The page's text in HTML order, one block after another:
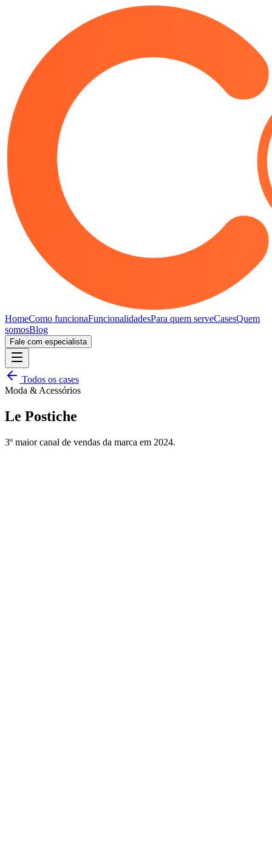
HomeComo funcionaFuncionalidadesPara quem serveCasesQuem
somosBlog
Fale com especialista
Todos os cases
Moda & Acessórios
Le Postiche
3º maior canal de vendas da marca em 2024.